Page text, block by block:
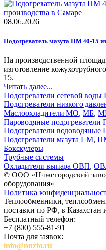
08.06.2026
Подогреватель мазута ПМ 40-15
На производственной
изготовление
15.
Читать далее...
Подогреватели сетевой
Подогреватели низкого
Маслоохладители МО, МБ,
Пароводяные подогреватели
Подогреватели водоводяные
Подогреватели мазута ПМ,
Бокскулеры
Трубные системы
Охладители выпара ОВП,
© ООО «Нижегородский
оборудования»
Политика
Теплообменники,
поставки по РФ, в Казахстан
Бесплатный телефон:
+7 (800) 555-81-91
Почта для заявок:
info@nnzto.ru